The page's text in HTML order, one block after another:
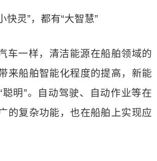
快灵”，都有“大智慧”
车一样，清洁能源在船舶领域的
来船舶智能化程度的提高，新能
聪明”。自动驾驶、自动作业等在
的复杂功能，也在船舶上实现应